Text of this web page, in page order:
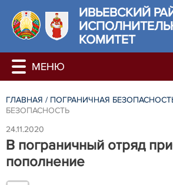
ИВЬЕВСКИЙ
КОМИТЕТ
ГЛАВНАЯ / ПОГРАНИЧНАЯ
БЕЗОПАСНОСТЬ
24.11.2020
В пограничный отряд
пополнение